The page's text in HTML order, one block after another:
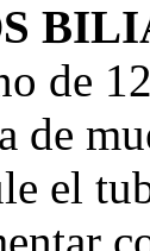
de 12
el